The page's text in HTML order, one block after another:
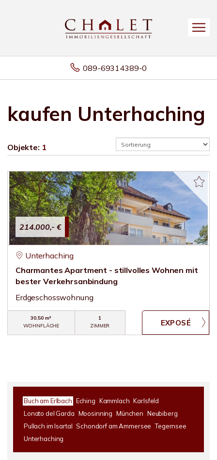
089-69314389-0
kaufen Unterhaching
Objekte: 1
214.000,- €
Unterhaching
Charmantes Apartment - stillvolles Wohnen mit
bester Verkehrsanbindung
Erdgeschosswohnung
30,50 m²
WOHNFLÄCHE
1
ZIMMER
Buch am Erlbach Eching Kammlach Karlsfeld
Lonato del Garda Moosinning München Neubiberg
Pullach im Isartal Schondorf am Ammersee Tegernsee
Unterhaching